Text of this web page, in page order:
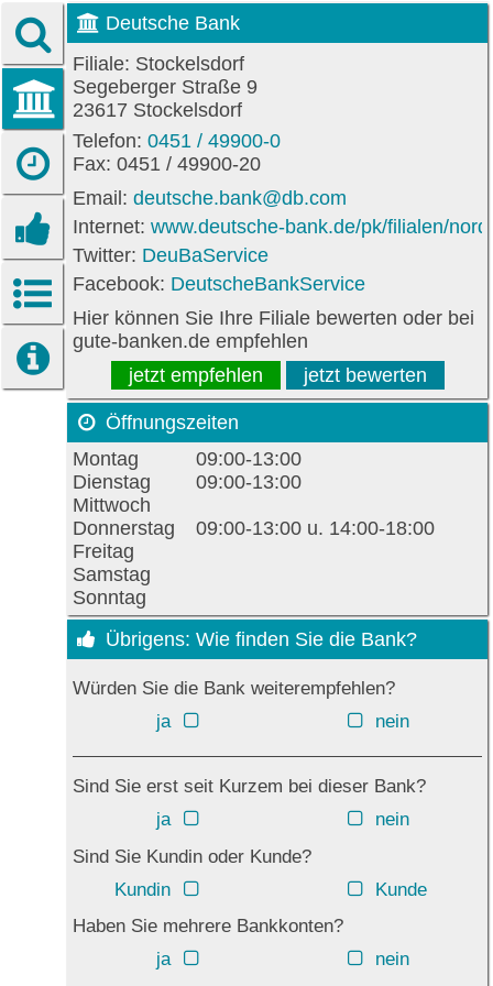
Deutsche Bank
Filiale: Stockelsdorf
Segeberger Straße 9
23617 Stockelsdorf
Telefon: 0451 / 49900-0
Fax: 0451 / 49900-20
Email: deutsche.bank@db.com
Internet: www.deutsche-bank.de/pk/filialen/
Twitter: DeuBaService
Facebook: DeutscheBankService
Hier können Sie Ihre Filiale bewerten oder bei
gute-banken.de empfehlen
jetzt empfehlen
jetzt bewerten
Öffnungszeiten
Montag
09:00-13:00
Dienstag
09:00-13:00
Mittwoch
Donnerstag
09:00-13:00 u. 14:00-18:00
Freitag
Samstag
Sonntag
Übrigens: Wie finden Sie die Bank?
Würden Sie die Bank weiterempfehlen?
ja
nein
Sind Sie erst seit Kurzem bei dieser Bank?
ja
nein
Sind Sie Kundin oder Kunde?
Kundin
Kunde
Haben Sie mehrere Bankkonten?
ja
nein